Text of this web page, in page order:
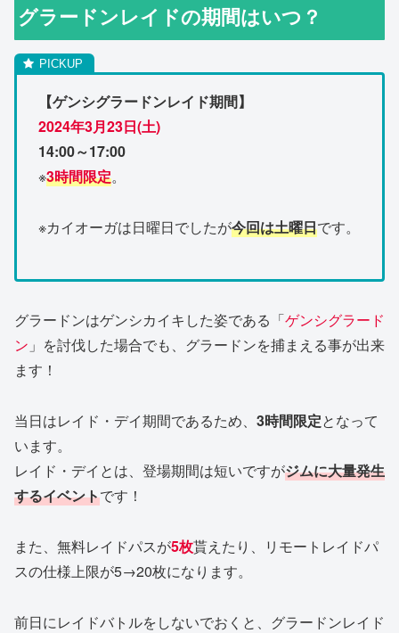
グラードンレイドの期間はいつ？
【ゲンシグラードンレイド期間】
2024年3月23日(土)
14:00～17:00
※3時間限定。
※カイオーガは日曜日でしたが今回は土曜日です。
グラードンはゲンシカイキした姿である「ゲンシグラード
ン 」を討伐した場合でも、グラードンを捕まえる事が出来
ます！
当日はレイド・デイ期間であるため、 3時間限定となって
います。
レイド・デイとは、登場期間は短いですがジムに大量発生
するイベントです！
また、無料レイドパスが5枚貰えたり、リモートレイドパ
スの仕様上限が5→20枚になります。
前日にレイドバトルをしないでおくと、グラードンレイド